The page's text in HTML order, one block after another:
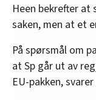
Heen bekrefter
saken, men at et
På spørsmål om
at Sp går ut av
EU-pakken,